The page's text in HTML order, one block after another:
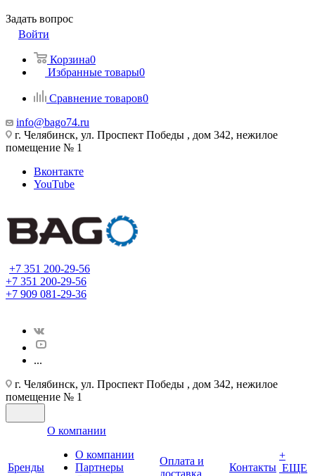
Задать вопрос
Войти
Корзина0
Избранные товары0
Сравнение товаров0
info@bago74.ru
г. Челябинск, ул. Проспект Победы , дом 342, нежилое
помещение № 1
Вконтакте
YouTube
+7 351 200-29-56
+7 351 200-29-56
+7 909 081-29-36
...
г. Челябинск, ул. Проспект Победы , дом 342, нежилое
помещение № 1
Бренды
О компании
О компании
Партнеры
Оплата и
доставка
Контакты
+
ЕЩЕ